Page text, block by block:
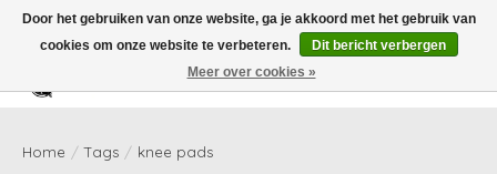
Verlanglijst
Home / Tags / knee pads
Door het gebruiken van onze website, ga je akkoord met het gebruik van
cookies om onze website te verbeteren.
Dit bericht verbergen
Meer over cookies »